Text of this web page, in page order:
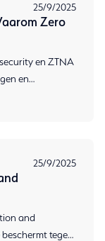
25/9/2025
Zero
en ZTNA
en
25/9/2025
and
tegen